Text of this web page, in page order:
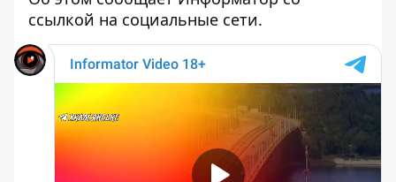
ссылкой на социальные сети.